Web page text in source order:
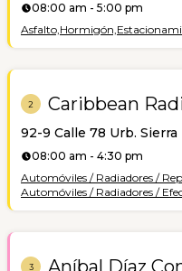
08:00 am - 5:00 pm
Asfalto,Hormigón,
2 Caribbean
92-9 Calle 78 Urb.
08:00 am - 4:30 pm
Automóviles / Radiadores /
Automóviles / Radiadores /
3 Aníbal Díaz